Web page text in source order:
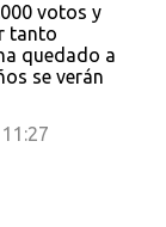
votos y
tanto
quedado a
se verán